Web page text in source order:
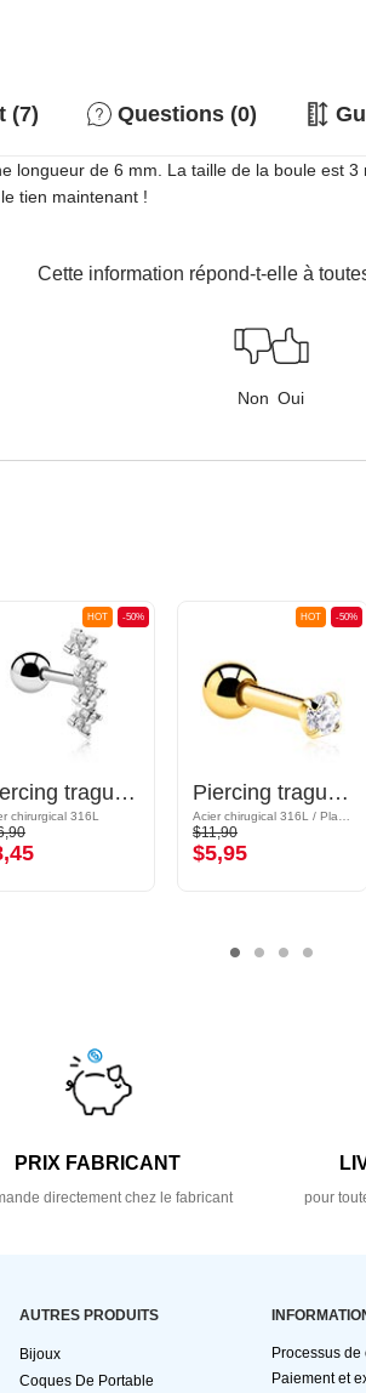
(7) Questions (0)
longueur de 6 mm. La taille de la boule est
tien maintenant !
Cette information répond-t-elle à
Non Oui
-50%
HOT
Piercing tragus avec pierres en cristal
chirurgical 316L
-50%
HOT
Piercing tragus avec pierre en crystal
$11,90
$5,95
PRIX FABRICANT
directement chez le fabricant pour
AUTRES PRODUITS
Bijoux
Coques De Portable
Processus de
Paiement et